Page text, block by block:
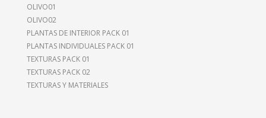
OLIVO01
OLIVO02
PLANTAS DE INTERIOR PACK 01
PLANTAS INDIVIDUALES PACK 01
TEXTURAS PACK 01
TEXTURAS PACK 02
TEXTURAS Y MATERIALES